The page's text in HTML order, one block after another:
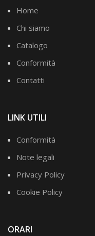
Home
Chi siamo
Catalogo
Conformità
Contatti
LINK UTILI
Conformità
Note legali
Privacy Policy
Cookie Policy
ORARI